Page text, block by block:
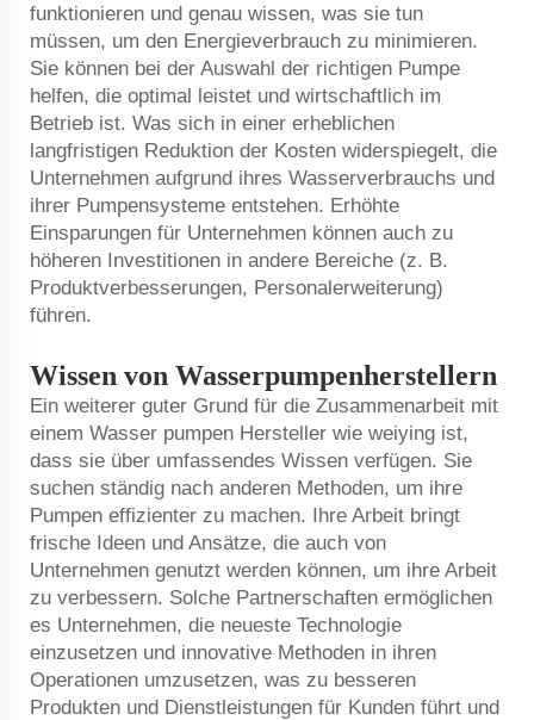
funktionieren und genau wissen, was sie tun
müssen, um den Energieverbrauch zu minimieren.
Sie können bei der Auswahl der richtigen Pumpe
helfen, die optimal leistet und wirtschaftlich im
Betrieb ist. Was sich in einer erheblichen
langfristigen Reduktion der Kosten widerspiegelt, die
Unternehmen aufgrund ihres Wasserverbrauchs und
ihrer Pumpensysteme entstehen. Erhöhte
Einsparungen für Unternehmen können auch zu
höheren Investitionen in andere Bereiche (z. B.
Produktverbesserungen, Personalerweiterung)
führen.
Wissen von Wasserpumpenherstellern
Ein weiterer guter Grund für die Zusammenarbeit mit
einem Wasser pumpen Hersteller wie weiying ist,
dass sie über umfassendes Wissen verfügen. Sie
suchen ständig nach anderen Methoden, um ihre
Pumpen effizienter zu machen. Ihre Arbeit bringt
frische Ideen und Ansätze, die auch von
Unternehmen genutzt werden können, um ihre Arbeit
zu verbessern. Solche Partnerschaften ermöglichen
es Unternehmen, die neueste Technologie
einzusetzen und innovative Methoden in ihren
Operationen umzusetzen, was zu besseren
Produkten und Dienstleistungen für Kunden führt und